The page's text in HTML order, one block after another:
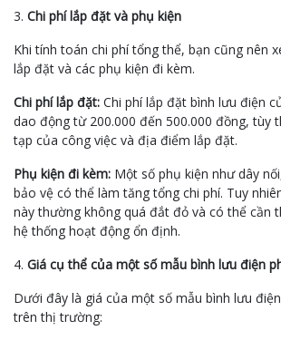
3. Chi phí lắp đặt và phụ kiện
Khi tính toán chi phí tổng thể, bạn cũng nên
lắp đặt và các phụ kiện đi kèm.
Chi phí lắp đặt: Chi phí lắp đặt bình lưu điện
dao động từ 200.000 đến 500.000 đồng, tùy
tạp của công việc và địa điểm lắp đặt.
Phụ kiện đi kèm: Một số phụ kiện như dây
bảo vệ có thể làm tăng tổng chi phí. Tuy
này thường không quá đắt đỏ và có thể cần
hệ thống hoạt động ổn định.
4. Giá cụ thể của một số mẫu bình lưu điện
Dưới đây là giá của một số mẫu bình lưu
trên thị trường: